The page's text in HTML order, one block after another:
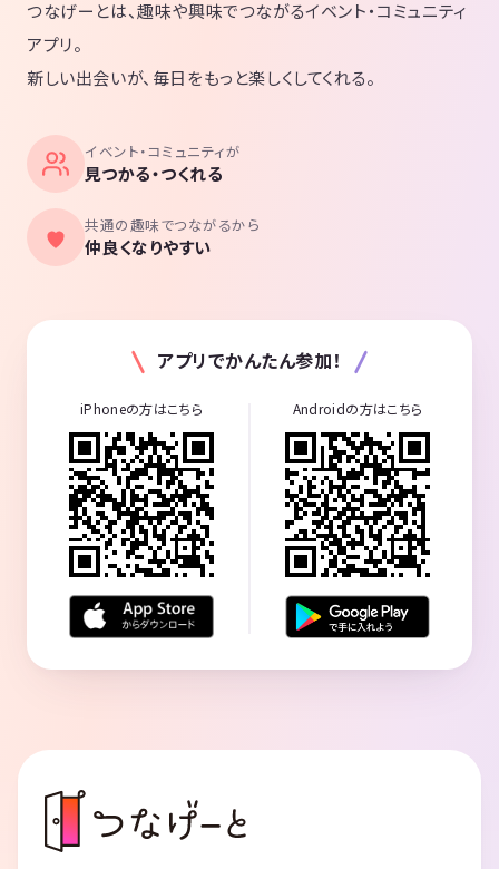
つなげーとは、趣味や興味でつながるイベント・コミュニティ
アプリ。
新しい出会いが、毎日をもっと楽しくしてくれる。
イベント・コミュニティが
見つかる・つくれる
共通の趣味でつながるから
仲良くなりやすい
アプリでかんたん参加！
iPhoneの方はこちら Androidの方はこちら